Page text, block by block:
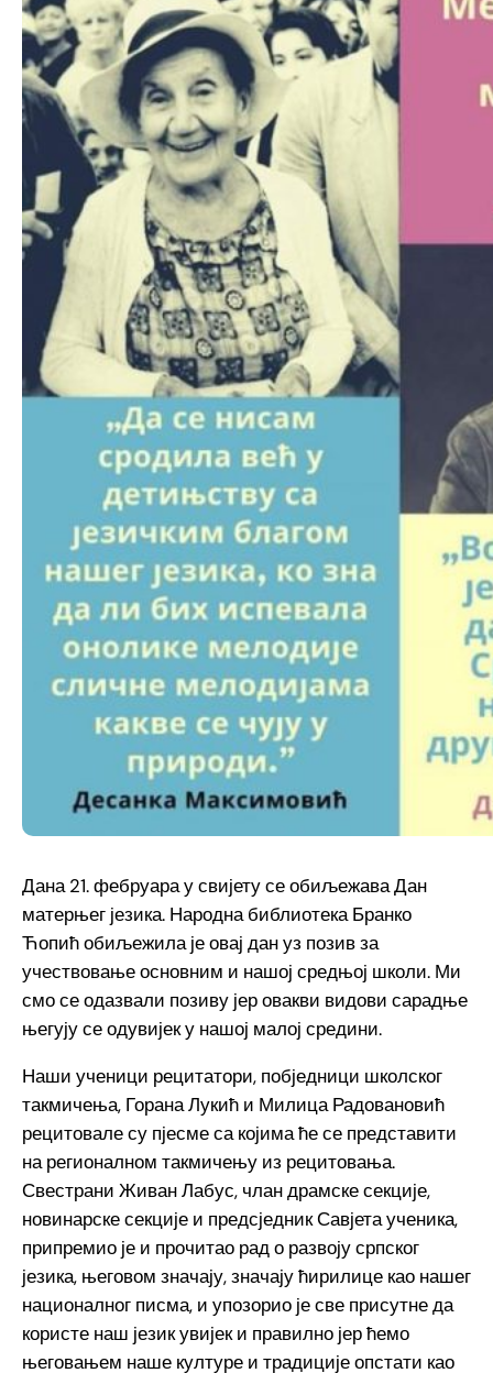
Дана 21. фебруара у свијету се обиљежава Дан
матерњег језика. Народна библиотека Бранко
Ћопић обиљежила је овај дан уз позив за
учествовање основним и нашој средњој школи. Ми
смо се одазвали позиву јер овакви видови сарадње
његују се одувијек у нашој малој средини.
Наши ученици рецитатори, побједници школског
такмичења, Горана Лукић и Милица Радовановић
рецитовале су пјесме са којима ће се представити
на регионалном такмичењу из рецитовања.
Свестрани Живан Лабус, члан драмске секције,
новинарске секције и предсједник Савјета ученика,
припремио је и прочитао рад о развоју српског
језика, његовом значају, значају ћирилице као нашег
националног писма, и упозорио је све присутне да
користе наш језик увијек и правилно јер ћемо
његовањем наше културе и традиције опстати као